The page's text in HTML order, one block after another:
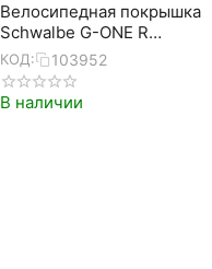
Велосипедная покрышка
Schwalbe G-ONE R
28x1,50 (40-622), Super
Race, TLE, складная
(Transparent Sidewall)
КОД: 103952
В наличии